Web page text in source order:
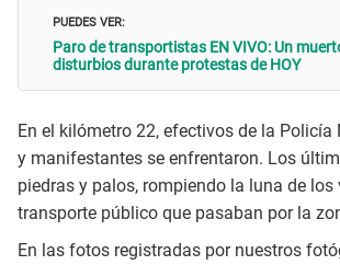
PUEDES VER:
Paro de transportistas EN VIVO: Un
disturbios durante protestas de HOY
En el kilómetro 22, efectivos de la Policía
y manifestantes se enfrentaron. Los
piedras y palos, rompiendo la luna de los
transporte público que pasaban por la
En las fotos registradas por nuestros